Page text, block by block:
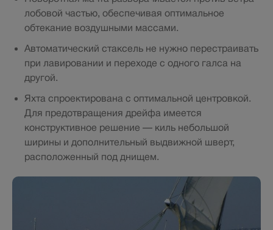
лобовой частью, обеспечивая оптимальное
обтекание воздушными массами.
Автоматический стаксель не нужно перестраивать
при лавировании и переходе с одного галса на
другой.
Яхта спроектирована с оптимальной центровкой.
Для предотвращения дрейфа имеется
конструктивное решение — киль небольшой
ширины и дополнительный выдвижной шверт,
расположенный под днищем.